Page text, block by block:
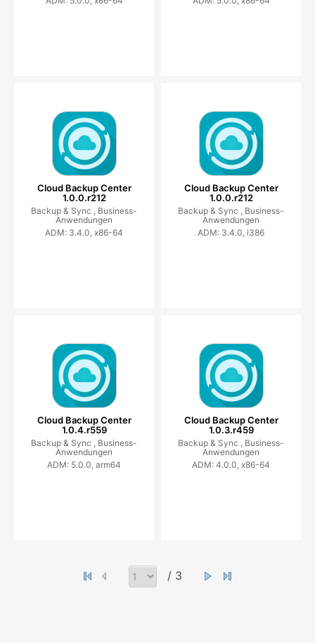
Cloud Backup Center
1.0.0.r212
Backup & Sync , Business-
Anwendungen
ADM: 3.4.0, x86-64
Cloud Backup Center
1.0.0.r212
Backup & Sync , Business-
Anwendungen
ADM: 3.4.0, i386
Cloud Backup Center
1.0.4.r559
Backup & Sync , Business-
Anwendungen
ADM: 5.0.0, arm64
Cloud Backup Center
1.0.3.r459
Backup & Sync , Business-
Anwendungen
ADM: 4.0.0, x86-64
/ 3